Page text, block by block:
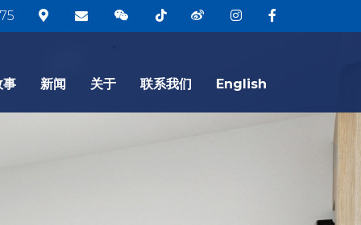
事 新闻 关于 联系我们 English